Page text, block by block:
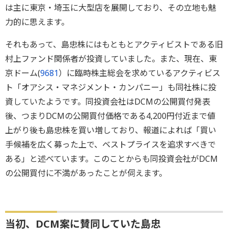
は主に東京・埼玉に大型店を展開しており、その立地も魅
力的に思えます。
それもあって、島忠株にはもともとアクティビストである旧
村上ファンド関係者が投資していました。また、現在、東
京ドーム(9681）に臨時株主総会を求めているアクティビス
ト「オアシス・マネジメント・カンパニー」も同社株に投
資していたようです。同投資会社はDCMの公開買付発表
後、つまりDCMの公開買付価格である4,200円付近まで値
上がり後も島忠株を買い増しており、報道によれば「買い
手候補を広く募った上で、ベストプライスを追求すべきで
ある」と述べています。このことからも同投資会社がDCM
の公開買付に不満があったことが伺えます。
当初、DCM案に賛同していた島忠